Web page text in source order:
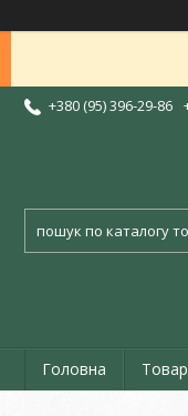
+380 (95) 396-29-86
Головна